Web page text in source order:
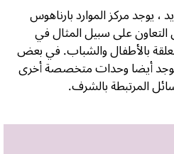
يوجد مركز الموارد بارناهوس
على سبيل المثال في
بالأطفال والشباب. في بعض
أيضا وحدات متخصصة أخرى
المرتبطة بالشرف.